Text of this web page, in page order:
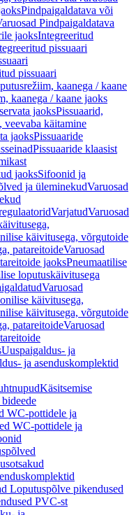
Pindpaigaldatava või
Pindpaigaldatava
jaoksIntegreeritud
pissuaari
pissuaari
kaanega / kaane
kaanega / kaane jaoks
jaoksPissuaarid,
veevaba käitamine
jaoksPissuaaride
Pissuaaride klaasist
jaoksSifoonid ja
ja üleminekudVaruosad
VarjatudVaruosad
käivitusega, võrgutoide
patareitoideVaruosad
jaoksPneumaatilise
loputuskäivitusega
Varuosad
käivitusega,
käivitusega, võrgutoide
patareitoideVaruosad
Uuspaigaldus- ja
ja asenduskomplektid
Käsitsemise
WC-pottidele ja
WC-pottidele ja
Loputuspõlve pikendused
PVC-st